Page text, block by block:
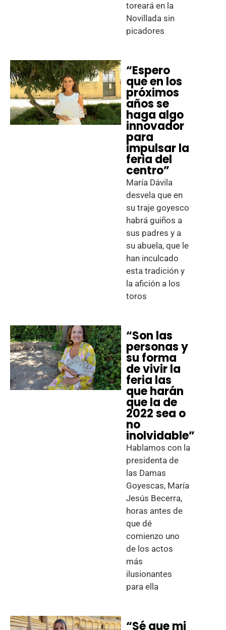
toreará en la
Novillada sin
picadores
“Espero
que en los
próximos
años se
haga algo
innovador
para
impulsar la
feria del
centro”
María Dávila
desvela que en
su traje goyesco
habrá guiños a
sus padres y a
su abuela, que le
han inculcado
esta tradición y
la afición a los
toros
“Son las
personas y
su forma
de vivir la
feria las
que harán
que la de
2022 sea o
no
inolvidable”
Hablamos con la
presidenta de
las Damas
Goyescas, María
Jesús Becerra,
horas antes de
que dé
comienzo uno
de los actos
más
ilusionantes
para ella
“Sé que mi